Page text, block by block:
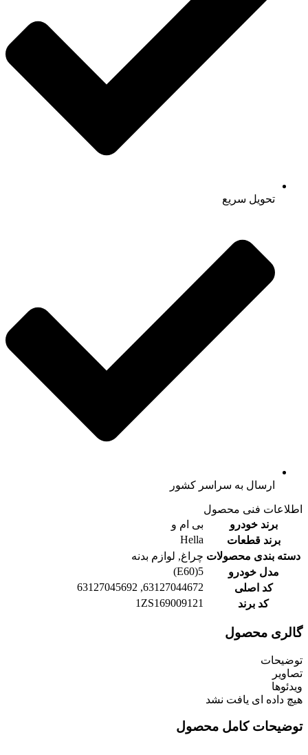
تحویل سریع
ارسال به سراسر کشور
اطلاعات فنی محصول
برند خودرو
بی ام و
برند قطعات
Hella
دسته بندی محصولات چراغ, لوازم بدنه
مدل خودرو
5(E60)
کد اصلی
63127044672, 63127045692
کد برند
1ZS169009121
گالری محصول
توضیحات
تصاویر
ویدئوها
هیچ داده ای یافت نشد
توضیحات کامل محصول